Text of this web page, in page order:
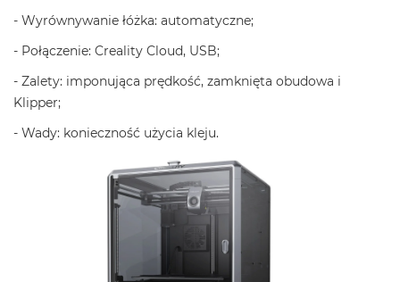
- Wyrównywanie łóżka: automatyczne;
- Połączenie: Creality Cloud, USB;
- Zalety: imponująca prędkość, zamknięta obudowa i
Klipper;
- Wady: konieczność użycia kleju.